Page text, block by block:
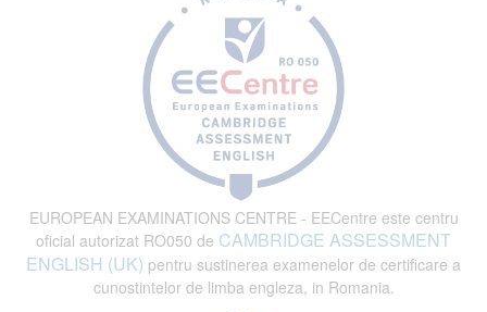
EUROPEAN EXAMINATIONS CENTRE - EECentre este centru
oficial autorizat RO050 de CAMBRIDGE ASSESSMENT
ENGLISH (UK) pentru sustinerea examenelor de certificare a
cunostintelor de limba engleza, in Romania.